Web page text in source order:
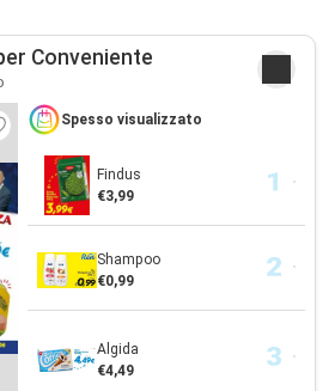
Conveniente
Spesso visualizzato
Findus
€3,99
Shampoo
€0,99
Algida
€4,49